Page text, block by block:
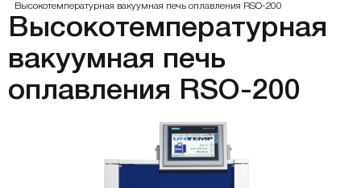
Высокотемпературная вакуумная печь оплавления RSO-200
Высокотемпературная
вакуумная печь
оплавления RSO-200